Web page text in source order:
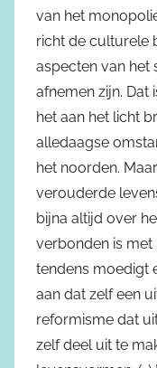
van het
richt de culturele
aspecten van het
afnemen zijn. Dat
het aan het licht
alledaagse
het noorden.
verouderde
bijna altijd over
verbonden is met
tendens moedigt
aan dat zelf een
reformisme dat
zelf deel uit te